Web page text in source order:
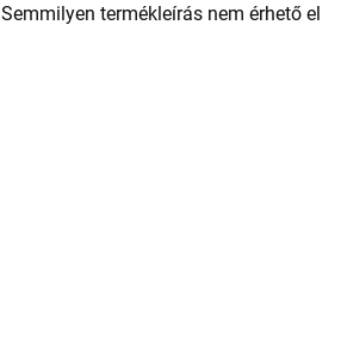
Semmilyen termékleírás nem érhető el